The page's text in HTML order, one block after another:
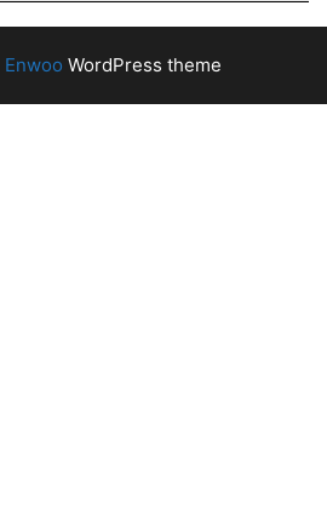
Enwoo WordPress theme